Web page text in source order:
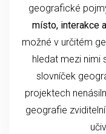
geografické
místo, interakce
možné v určitém
hledat mezi nimi
slovníček
projektech
geografie